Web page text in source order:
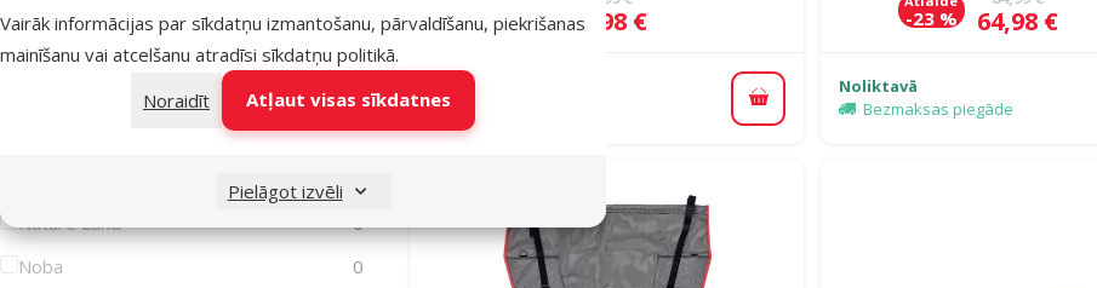
Vairāk informācijas par sīkdatņu izmantošanu, pārvaldīšanu, piekrišanas
mainīšanu vai atcelšanu atradīsi sīkdatņu politikā.
Noraidīt
Atļaut visas sīkdatnes
Pielāgot izvēli
Marina
0
0
1
Nature Land
0
Noba
0
Cena
21,98 €
-26 %
Noliktavā
Bezmaksas piegāde
Pievienot grozam
Cena
64,98 €
-23 %
Noliktavā
Bezmaksas piegāde